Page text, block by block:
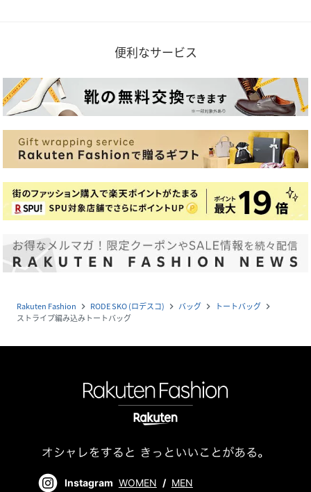
便利なサービス
Rakuten Fashion navigate_next RODE SKO (ロデスコ) navigate_next バッグ navigate_next トートバッグ navigate_next
ストライプ編み込みトートバッグ
Instagram WOMEN / MEN